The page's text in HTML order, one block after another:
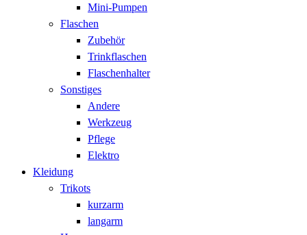
Mini-Pumpen
Flaschen
Zubehör
Trinkflaschen
Flaschenhalter
Sonstiges
Andere
Werkzeug
Pflege
Elektro
Kleidung
Trikots
kurzarm
langarm